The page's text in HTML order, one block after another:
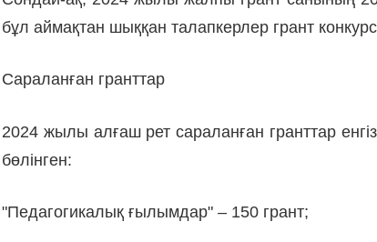
бұл аймақтан шыққан талапкерлер грант
Сараланған гранттар
2024 жылы алғаш рет сараланған гранттар
бөлінген:
"Педагогикалық ғылымдар" – 150 грант;